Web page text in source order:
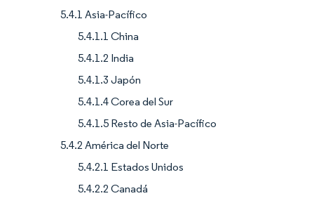
5.4.1 Asia-Pacífico
5.4.1.1 China
5.4.1.2 India
5.4.1.3 Japón
5.4.1.4 Corea del Sur
5.4.1.5 Resto de Asia-Pacífico
5.4.2 América del Norte
5.4.2.1 Estados Unidos
5.4.2.2 Canadá